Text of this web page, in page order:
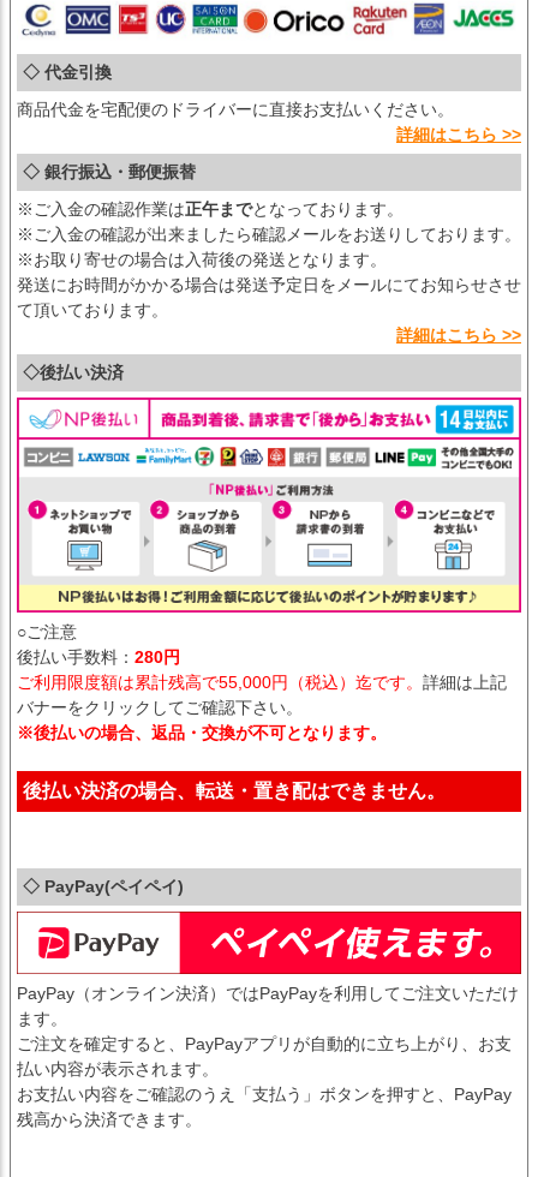
◇ 代金引換
商品代金を宅配便のドライバーに直接お支払いください。
詳細はこちら >>
◇ 銀行振込・郵便振替
※ご入金の確認作業は正午までとなっております。
※ご入金の確認が出来ましたら確認メールをお送りしております。
※お取り寄せの場合は入荷後の発送となります。
発送にお時間がかかる場合は発送予定日をメールにてお知らせさせ
て頂いております。
詳細はこちら >>
◇後払い決済
○ご注意
後払い手数料： 280円
ご利用限度額は累計残高で55,000円（税込）迄です。 詳細は上記
バナーをクリックしてご確認下さい。
※後払いの場合、返品・交換が不可となります。
後払い決済の場合、転送・置き配はできません。
◇ PayPay(ペイペイ)
PayPay（オンライン決済）ではPayPayを利用してご注文いただけ
ます。
ご注文を確定すると、PayPayアプリが自動的に立ち上がり、お支
払い内容が表示されます。
お支払い内容をご確認のうえ「支払う」ボタンを押すと、PayPay
残高から決済できます。